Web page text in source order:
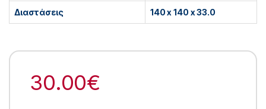
Διαστάσεις 140 x 140 x 33.0
30.00€